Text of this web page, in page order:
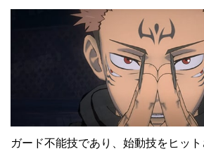
ガード不能技であり、始動技をヒッ